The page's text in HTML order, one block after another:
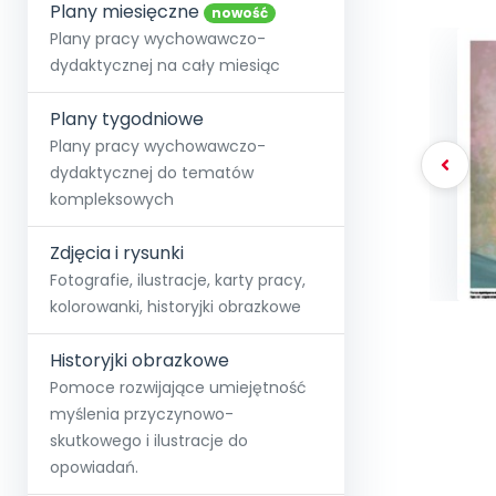
Społeczność
+48 12 631 04 10
kontakt@blizejprzedszkola.pl
O miesięczniku
Strona główna
Strefy,
O Akademii
Akademia
Poznaj pakiet MAX
Testuj przez 7 dni
E-
∞Pakiet
Pełen
Wszystkie projekty
Skontaktuj się
Dodaj wpis
Plany miesięczne nowość
Plany pracy wychowawczo-
dydaktycznej na cały miesiąc
Plany tygodniowe
Plany pracy wychowawczo-
dydaktycznej do tematów
kompleksowych
Zdjęcia i rysunki
Fotografie, ilustracje, karty pracy,
kolorowanki, historyjki obrazkowe
Historyjki obrazkowe
Pomoce rozwijające umiejętność
myślenia przyczynowo-
skutkowego i ilustracje do
opowiadań.